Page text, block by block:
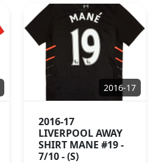
2016-17
2016-17
LIVERPOOL AWAY
SHIRT MANE #19 -
7/10 - (S)